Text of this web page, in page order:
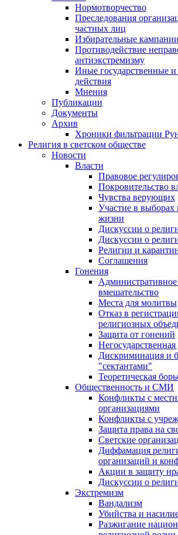
Нормотворчество
Преследования
частных лиц
Избирательные кампании
Противодействие
антиэкстремизму
Иные государственные
действия
Мнения
Публикации
Документы
Архив
Хроники фильтрации
Религия в светском обществе
Новости
Власти
Правовое
Покровительство
Чувства верующих
Участие в выборах
жизни
Дискуссии о
Дискуссии о
Религии и
Соглашения
Гонения
вмешательство
Места для молитвы
Отказ в
религиозных
Защита от гонений
Дискриминация и
"сектантами"
Теоретическая
Общественность и СМИ
Конфликты с
организациями
Конфликты с
Защита права на
Светские
Диффамация
организаций и
Акции в защиту
Дискуссии о
Экстремизм
Вандализм
Убийства и
Разжигание